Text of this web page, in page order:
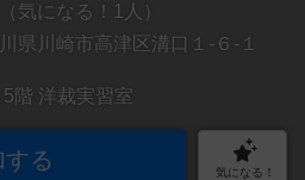
気になる！1人）
県川崎市高津区溝口１-６-１
階 洋裁実習室
る 気になる！